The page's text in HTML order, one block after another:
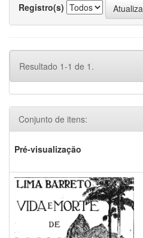
Registro(s)
Resultado 1-1 de 1.
Conjunto de itens:
Pré-visualização